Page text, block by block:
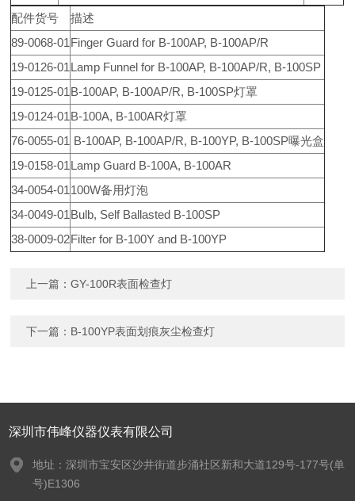
配件货号
描述
89-0068-01 Finger Guard for B-100AP, B-100AP/R
19-0126-01 Lamp Funnel for B-100AP, B-100AP/R, B-100SP
19-0125-01 B-100AP, B-100AP/R, B-100SP灯罩
19-0124-01 B-100A, B-100AR灯罩
76-0055-01 B-100AP, B-100AP/R, B-100YP, B-100SP曝光盒
19-0158-01 Lamp Guard B-100A, B-100AR
34-0054-01 100W备用灯泡
34-0049-01 Bulb, Self Ballasted B-100SP
38-0009-02Filter for B-100Y and B-100YP
上一篇：GY-100R表面检查灯
下一篇： B-100YP表面划痕灰尘检查灯
深圳市伟峰仪器仪表有限公司
地址：深圳市宝安区沙井街道步涌社区新和大道129号-177号(单
号)E1306